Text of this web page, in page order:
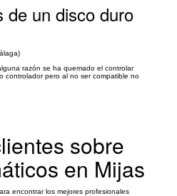
de un disco duro
razón se ha quemado el controlar
controlador pero al no ser compatible no
sobre
en Mijas
encontrar los mejores profesionales